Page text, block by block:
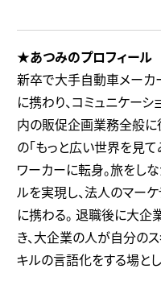
雰囲気で盛り上がっていま
♪10/21〜のメインウィ
各…
★あつみのプロフィール
新卒で大手自動車メーカ
に携わり、コミュニケー
内の販促企画業務全般に
の「もっと広い世界を見て
ワーカーに転身。旅をし
ルを実現し、法人のマー
に携わる。 退職後に大
き、大企業の人が自分の
キルの言語化をする場と